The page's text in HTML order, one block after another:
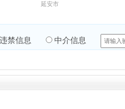
延安市
违禁信息 中介信息